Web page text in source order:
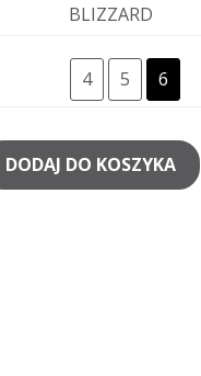
BLIZZARD
4 5 6
DODAJ DO KOSZYKA